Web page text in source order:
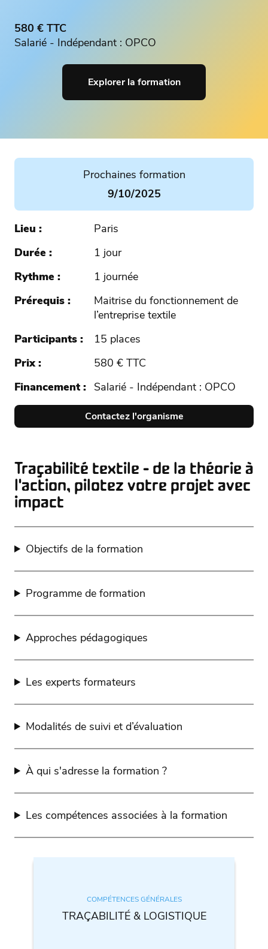
580 € TTC
Salarié - Indépendant : OPCO
Explorer la formation
Prochaines formation
9/10/2025
Lieu
Paris
Durée
1 jour
Rythme
1 journée
Prérequis
Maitrise du fonctionnement de
l’entreprise textile
Participants
15 places
Prix
580 € TTC
Financement
Salarié - Indépendant : OPCO
Contactez l'organisme
Traçabilité textile - de la théorie à
l'action, pilotez votre projet avec
impact
Objectifs de la formation
Programme de formation
Approches pédagogiques
Les experts formateurs
Modalités de suivi et d’évaluation
À qui s'adresse la formation ?
Les compétences associées à la formation
COMPÉTENCES GÉNÉRALES
TRAÇABILITÉ & LOGISTIQUE